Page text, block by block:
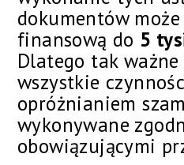
dokumentów
finansową do 5
Dlatego tak
wszystkie
opróżnianiem
wykonywane
obowiązującymi